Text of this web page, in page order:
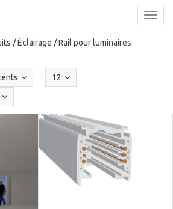
/Éclairage /Rail pour luminaires
12